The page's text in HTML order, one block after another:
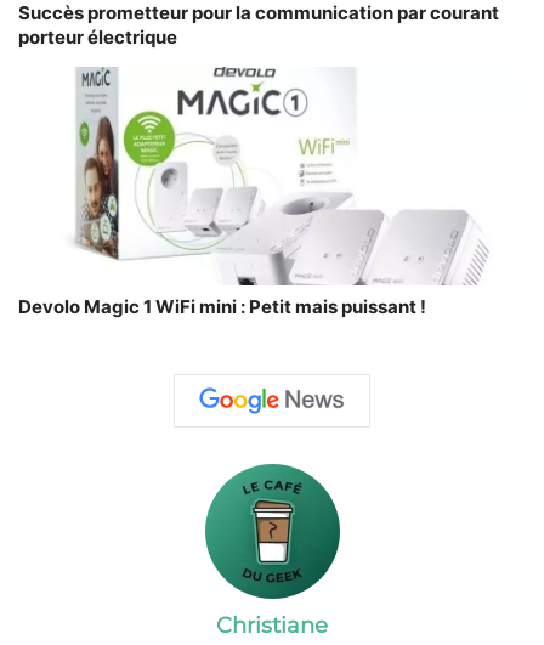
Succès prometteur pour la communication par courant
porteur électrique
Devolo Magic 1 WiFi mini : Petit mais puissant !
Christiane